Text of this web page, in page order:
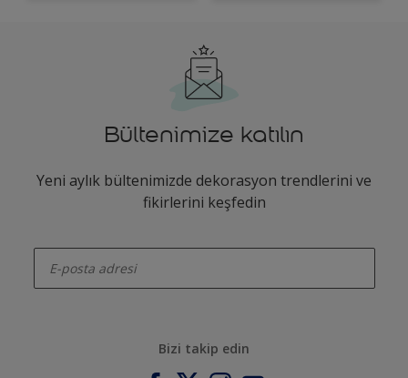
Bültenimize katılın
Yeni aylık bültenimizde dekorasyon trendlerini ve
fikirlerini keşfedin
Bizi takip edin